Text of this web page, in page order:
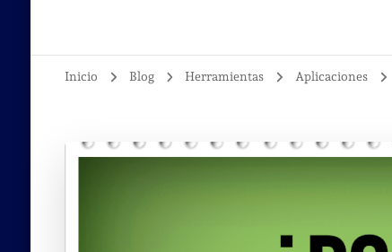
Inicio Blog Herramientas Aplicaciones